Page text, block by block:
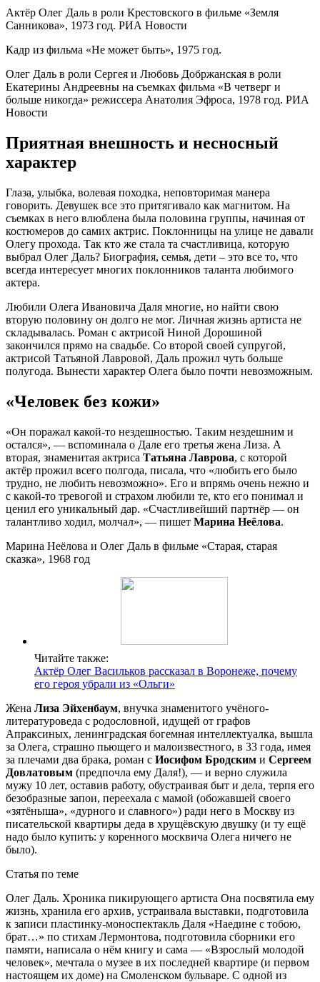
Актёр Олег Даль в роли Крестовского в фильме «Земля
Санникова», 1973 год. РИА Новости
Кадр из фильма «Не может быть», 1975 год.
Олег Даль в роли Сергея и Любовь Добржанская в роли
Екатерины Андреевны на съемках фильма «В четверг и
больше никогда» режиссера Анатолия Эфроса, 1978 год. РИА
Новости
Приятная внешность и несносный
характер
Глаза, улыбка, волевая походка, неповторимая манера
говорить. Девушек все это притягивало как магнитом. На
съемках в него влюблена была половина группы, начиная от
костюмеров до самих актрис. Поклонницы на улице не давали
Олегу прохода. Так кто же стала та счастливица, которую
выбрал Олег Даль? Биография, семья, дети – это все то, что
всегда интересует многих поклонников таланта любимого
актера.
Любили Олега Ивановича Даля многие, но найти свою
вторую половину он долго не мог. Личная жизнь артиста не
складывалась. Роман с актрисой Ниной Дорошиной
закончился прямо на свадьбе. Со второй своей супругой,
актрисой Татьяной Лавровой, Даль прожил чуть больше
полугода. Вынести характер Олега было почти невозможным.
«Человек без кожи»
«Он поражал какой-то нездешностью. Таким нездешним и
остался», — вспоминала о Дале его третья жена Лиза. А
вторая, знаменитая актриса Татьяна Лаврова, с которой
актёр прожил всего полгода, писала, что «любить его было
трудно, не любить невозможно». Его и впрямь очень нежно и
с какой-то тревогой и страхом любили те, кто его понимал и
ценил его уникальный дар. «Счастливейший партнёр — он
талантливо ходил, молчал», — пишет Марина Неёлова.
Марина Неёлова и Олег Даль в фильме «Старая, старая
сказка», 1968 год
Читайте также:
Актёр Олег Васильков рассказал в Воронеже, почему
его героя убрали из «Ольги»
Жена Лиза Эйхенбаум, внучка знаменитого учёного-
литературоведа с родословной, идущей от графов
Апраксиных, ленинградская богемная интеллектуалка, вышла
за Олега, страшно пьющего и малоизвестного, в 33 года, имея
за плечами два брака, роман с Иосифом Бродским и Сергеем
Довлатовым (предпочла ему Даля!), — и верно служила
мужу 10 лет, оставив работу, обустраивая быт и дела, терпя его
безобразные запои, переехала с мамой (обожавшей своего
«зятёныша», «дурного и славного») ради него в Москву из
писательской квартиры деда в хрущёвскую двушку (и ту ещё
надо было купить: у коренного москвича Олега ничего не
было).
Статья по теме
Олег Даль. Хроника пикирующего артиста Она посвятила ему
жизнь, хранила его архив, устраивала выставки, подготовила
к записи пластинку-моноспектакль Даля «Наедине с тобою,
брат…» по стихам Лермонтова, подготовила сборники его
памяти, написала о нём книгу и сама — «Взрослый молодой
человек», мечтала о музее в их последней квартире (и первом
настоящем их доме) на Смоленском бульваре. С одной из